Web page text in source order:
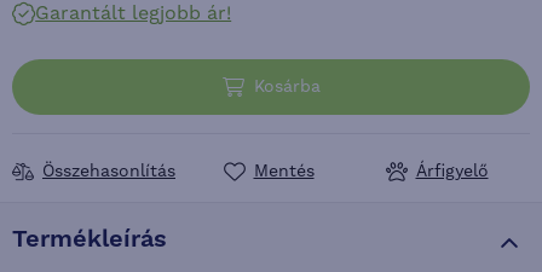
Garantált legjobb ár!
Kosárba
Összehasonlítás Mentés Árfigyelő
Termékleírás